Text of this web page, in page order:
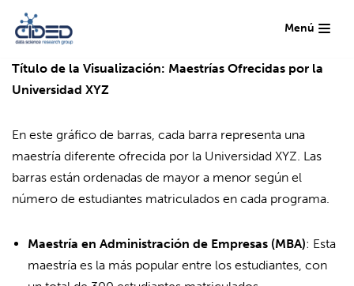
Saltar
al
contenido
Menú
Título de la Visualización: Maestrías Ofrecidas por la
Universidad XYZ
En este gráfico de barras, cada barra representa una
maestría diferente ofrecida por la Universidad XYZ. Las
barras están ordenadas de mayor a menor según el
número de estudiantes matriculados en cada programa.
Maestría en Administración de Empresas (MBA): Esta
maestría es la más popular entre los estudiantes, con